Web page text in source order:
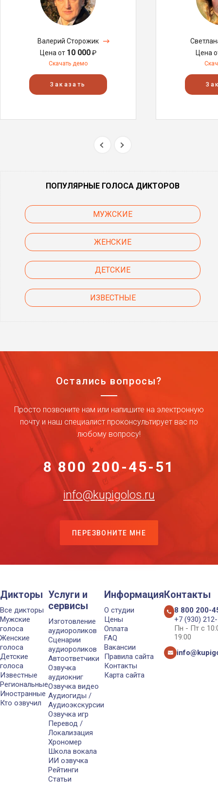
Валерий Сторожик
Цена от 10 000₽
Скачать демо
Заказать
Цена
ПОПУЛЯРНЫЕ ГОЛОСА ДИКТОРОВ
МУЖСКИЕ
ЖЕНСКИЕ
ДЕТСКИЕ
ИЗВЕСТНЫЕ
Остались вопросы?
Просто позвоните нам или напишите на электронную
почту и наш специалист проконсультирует вас по
любому вопросу!
8 800 200-45-51
info@kupigolos.ru
ПЕРЕЗВОНИТЕ МНЕ
Дикторы
Все дикторы
Мужские
голоса
Женские
голоса
Детские
голоса
Известные
Региональные
Иностранные
Кто озвучил
Услуги и
сервисы
Изготовление
аудиороликов
Сценарии
аудиороликов
Автоответчики
Озвучка
аудиокниг
Озвучка видео
Аудиогиды /
Аудиоэкскурсии
Озвучка игр
Перевод /
Локализация
Хрономер
Школа вокала
ИИ озвучка
Рейтинги
Статьи
Информация
О студии
Цены
Оплата
FAQ
Вакансии
Правила сайта
Контакты
Карта сайта
Контакты
8 800 200-
+7 (930)
Пн - Пт с
19:00